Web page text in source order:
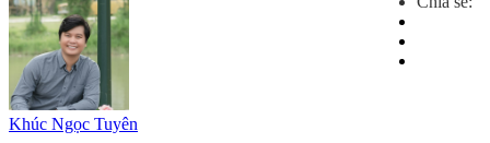
Khúc Ngọc Tuyên